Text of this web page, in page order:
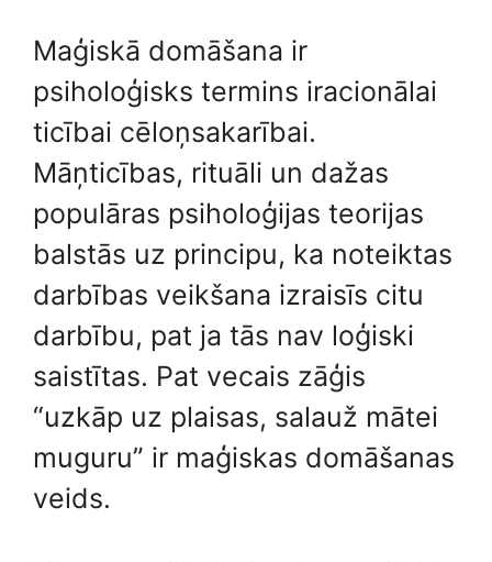
Maģiskā domāšana ir
psiholoģisks termins iracionālai
ticībai cēloņsakarībai.
Māņticības, rituāli un dažas
populāras psiholoģijas teorijas
balstās uz principu, ka noteiktas
darbības veikšana izraisīs citu
darbību, pat ja tās nav loģiski
saistītas. Pat vecais zāģis
“uzkāp uz plaisas, salauž mātei
muguru” ir maģiskas domāšanas
veids.